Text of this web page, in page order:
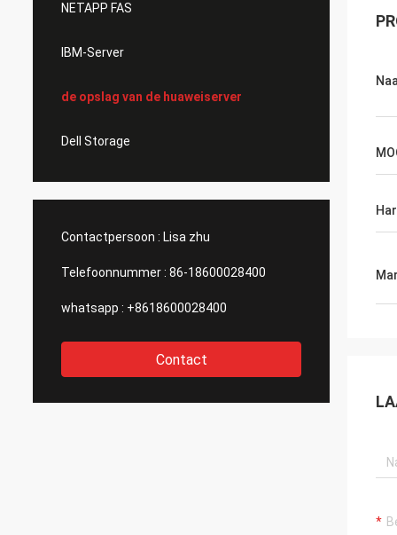
NETAPP FAS
IBM-Server
de opslag van de huaweiserver
Dell Storage
Contactpersoon : Lisa zhu
Telefoonnummer : 86-18600028400
whatsapp : +8618600028400
Contact